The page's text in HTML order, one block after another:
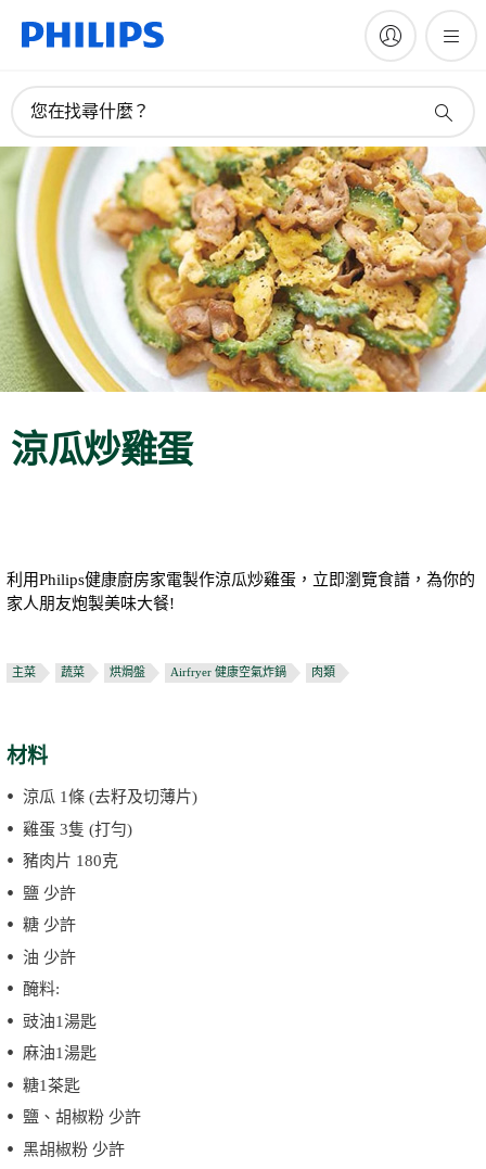
您在找尋什麼？
涼瓜炒雞蛋
利用Philips健康廚房家電製作涼瓜炒雞蛋，立即瀏覽食譜，為你的
家人朋友炮製美味大餐!
主菜 蔬菜 烘焗盤 Airfryer 健康空氣炸鍋 肉類
材料
涼瓜 1條 (去籽及切薄片)
雞蛋 3隻 (打勻)
豬肉片 180克
鹽 少許
糖 少許
油 少許
醃料:
豉油1湯匙
麻油1湯匙
糖1茶匙
鹽、胡椒粉 少許
黑胡椒粉 少許